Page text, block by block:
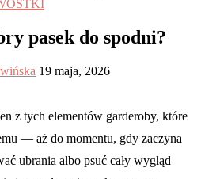
pasek do spodni?
19 maja, 2026
z tych elementów garderoby, które
— aż do momentu, gdy zaczyna
ubrania albo psuć cały wygląd